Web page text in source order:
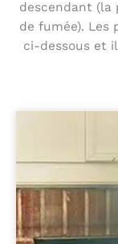
descendant (la
de fumée). Les
ci-dessous et